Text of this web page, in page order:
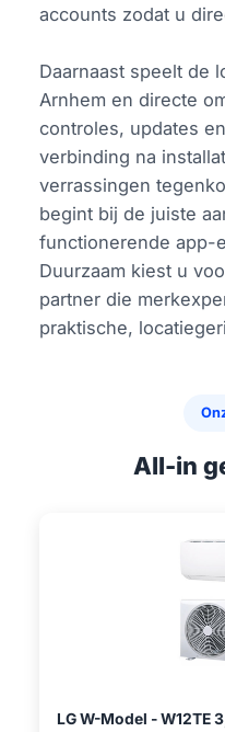
accounts zodat u
Daarnaast speelt de
Arnhem en directe
controles, updates
verbinding na
verrassingen
begint bij de juiste
functionerende app-
Duurzaam kiest u
partner die
praktische,
All-in
LG W-Model - W12TE